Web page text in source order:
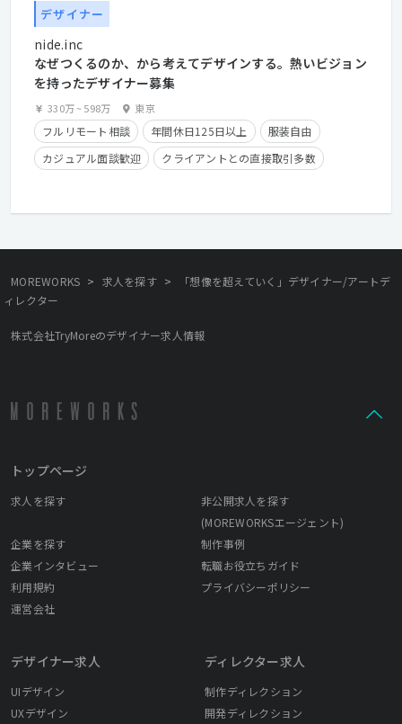
デザイナー
nide.inc
なぜつくるのか、から考えてデザインする。熱いビジョン
を持ったデザイナー募集
330万~598万 東京
フルリモート相談 年間休日125日以上
服装自由
カジュアル面談歓迎
クライアントとの直接取引多数
学歴不問
経験者優遇
MOREWORKS > 求人を探す >
「想像を超えていく」デザイナー/アートデ
ィレクター
株式会社TryMoreのデザイナー求人情報
トップページ
求人を探す
非公開求人を探す
(MOREWORKSエージェント)
企業を探す
制作事例
企業インタビュー
転職お役立ちガイド
利用規約
プライバシーポリシー
運営会社
デザイナー求人
UIデザイン
UXデザイン
ディレクター求人
制作ディレクション
開発ディレクション